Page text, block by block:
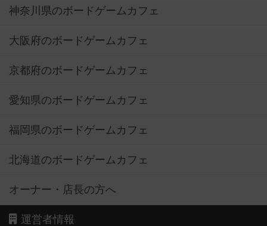
神奈川県のボードゲームカフェ
大阪府のボードゲームカフェ
京都府のボードゲームカフェ
愛知県のボードゲームカフェ
福岡県のボードゲームカフェ
北海道のボードゲームカフェ
オーナー・店長の方へ
運営者情報